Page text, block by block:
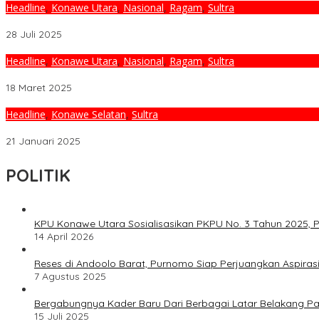
Headline, Konawe Utara, Nasional, Ragam, Sultra
28 Juli 2025
Headline, Konawe Utara, Nasional, Ragam, Sultra
18 Maret 2025
Headline, Konawe Selatan, Sultra
21 Januari 2025
POLITIK
KPU Konawe Utara Sosialisasikan PKPU No. 3 Tahun
14 April 2026
Reses di Andoolo Barat, Purnomo Siap Perjuangkan
7 Agustus 2025
Bergabungnya Kader Baru Dari Berbagai Latar Belakang
15 Juli 2025